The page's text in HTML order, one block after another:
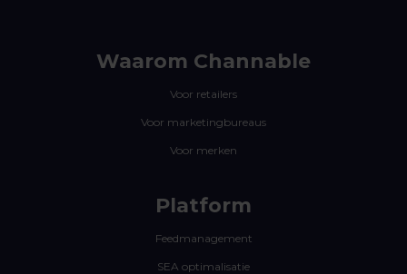
Waarom Channable
Voor retailers
Voor marketingbureaus
Voor merken
Platform
Feedmanagement
SEA optimalisatie